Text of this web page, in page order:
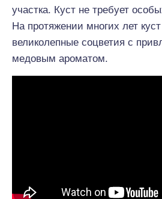
участка. Куст не требует
На протяжении многих лет
великолепные соцветия с
медовым ароматом.